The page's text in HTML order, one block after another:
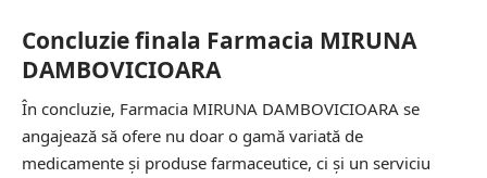
Concluzie finala Farmacia MIRUNA
DAMBOVICIOARA
În concluzie, Farmacia MIRUNA DAMBOVICIOARA se
angajează să ofere nu doar o gamă variată de
medicamente și produse farmaceutice, ci și un serviciu